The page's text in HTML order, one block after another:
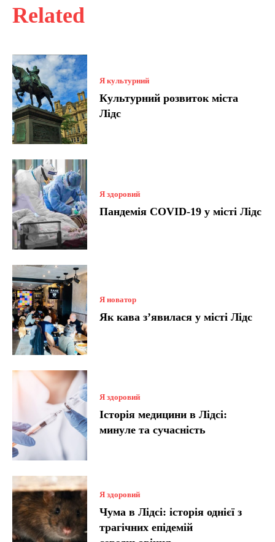
Related
Я культурний
Культурний розвиток міста
Лідс
Я здоровий
Пандемія COVID-19 у місті Лідс
Я новатор
Як кава з’явилася у місті Лідс
Я здоровий
Історія медицини в Лідсі:
минуле та сучасність
Я здоровий
Чума в Лідсі: історія однієї з
трагічних епідемій